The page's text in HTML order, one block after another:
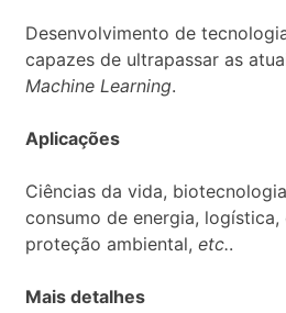
Desenvolvimento de
capazes de ultrapassar as
Machine Learning.
Aplicações
Ciências da vida,
consumo de energia, logística,
proteção ambiental, etc..
Mais detalhes